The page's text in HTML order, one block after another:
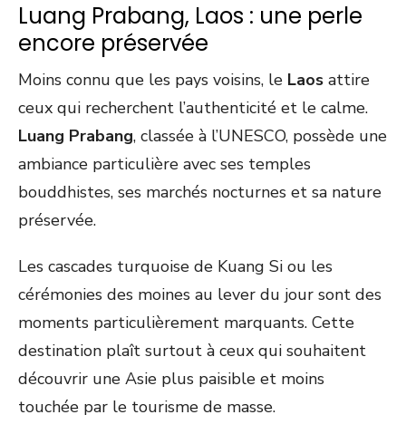
Luang Prabang, Laos : une perle
encore préservée
Moins connu que les pays voisins, le Laos attire
ceux qui recherchent l’authenticité et le calme.
Luang Prabang, classée à l’UNESCO, possède une
ambiance particulière avec ses temples
bouddhistes, ses marchés nocturnes et sa nature
préservée.
Les cascades turquoise de Kuang Si ou les
cérémonies des moines au lever du jour sont des
moments particulièrement marquants. Cette
destination plaît surtout à ceux qui souhaitent
découvrir une Asie plus paisible et moins
touchée par le tourisme de masse.